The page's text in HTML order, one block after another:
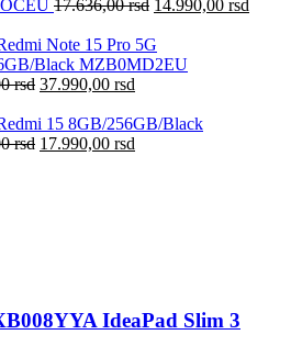
17.636,00rsd 14.990,00 rsd
Note 15 Pro 5G
Black MZB0MD2EU
rsd 37.990,00 rsd
15 8GB/256GB/Black
rsd 17.990,00 rsd
IdeaPad Slim 3